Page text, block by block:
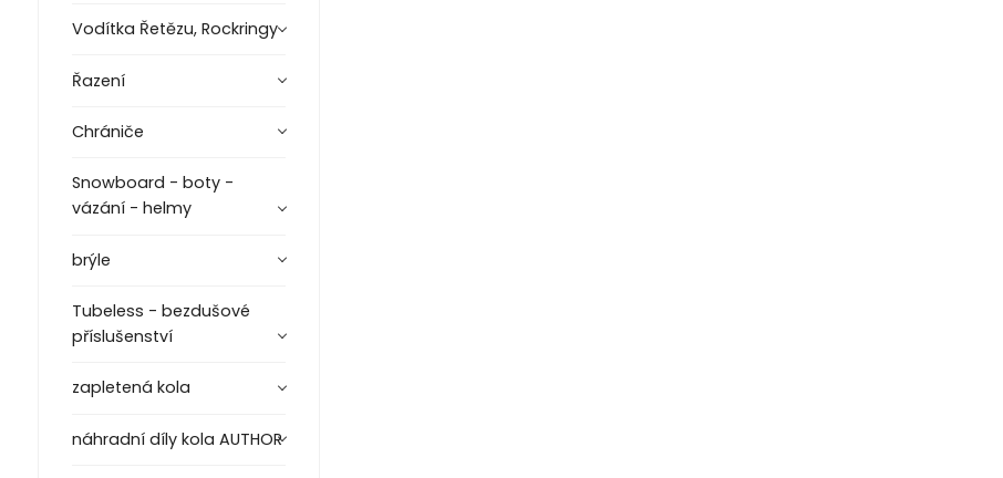
Vodítka Řetězu, Rockringy
Řazení
Chrániče
Snowboard - boty -
vázání - helmy
brýle
Tubeless - bezdušové
příslušenství
zapletená kola
náhradní díly kola AUTHOR